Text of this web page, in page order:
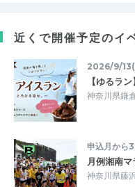
近くで開催予定のイ
2026/9/13(
【ゆるラ
神奈川県鎌
申込月から
月例湘南マ
神奈川県藤